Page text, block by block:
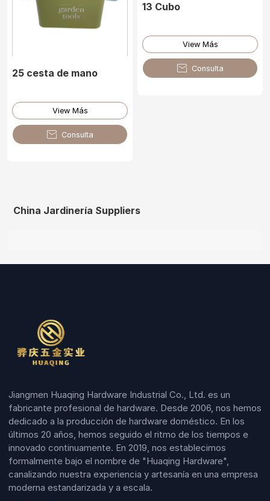
25 cesta de mano
View Más
 Consulta
13 Cubo
View Más
 Consulta
China Jardinería Suppliers
Jiangmen Huaqing Hardware Industrial Co., Ltd. es un
fabricante profesional de hardware. Desde 2006, nos hemos
dedicado a la producción de hardware doméstico. En los
últimos 20 años, hemos seguido el ritmo de los tiempos e
innovado continuamente. En 2019, nos establecimos
formalmente bajo el nombre de "Huaqing Hardware",
canalizando nuestra experiencia y artesanía en una empresa
moderna estandarizada y a escala.